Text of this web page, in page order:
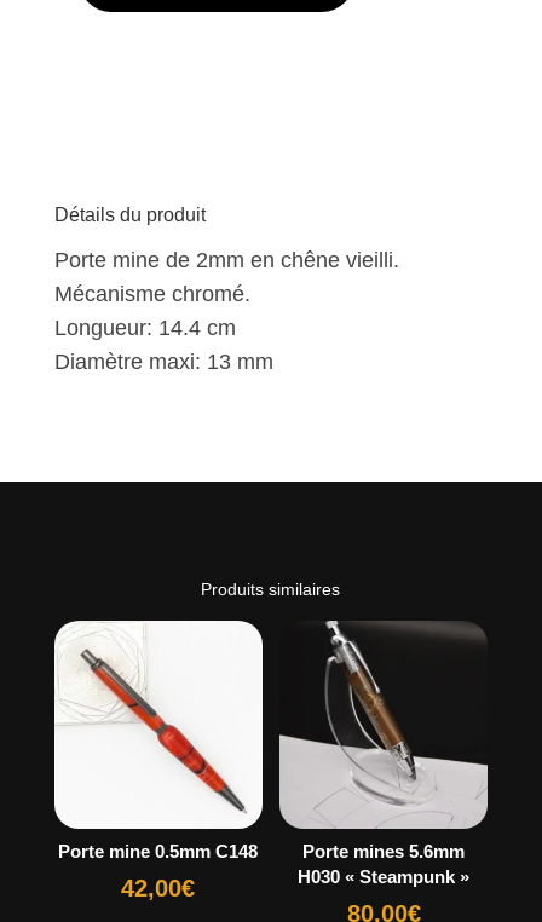
Détails du produit
Porte mine de 2mm en chêne vieilli.
Mécanisme chromé.
Longueur: 14.4 cm
Diamètre maxi: 13 mm
Produits similaires
Porte mine 0.5mm C148
42,00€
Porte mines 5.6mm
H030 « Steampunk »
80,00€